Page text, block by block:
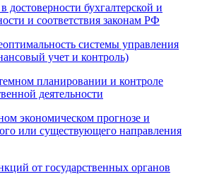
достоверности бухгалтерской и
и соответствия законам РФ
системы управления
учет и контроль)
планировании и контроле
деятельности
экономическом прогнозе и
или существующего направления
от государственных органов